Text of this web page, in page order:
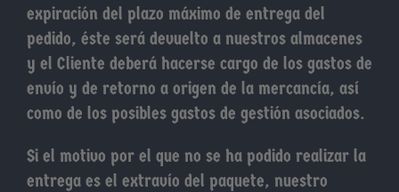
expiración del plazo máximo de entrega del
pedido, éste será devuelto a nuestros almacenes
y el Cliente deberá hacerse cargo de los gastos de
envío y de retorno a origen de la mercancía, así
como de los posibles gastos de gestión asociados.
Si el motivo por el que no se ha podido realizar la
entrega es el extravío del paquete, nuestro